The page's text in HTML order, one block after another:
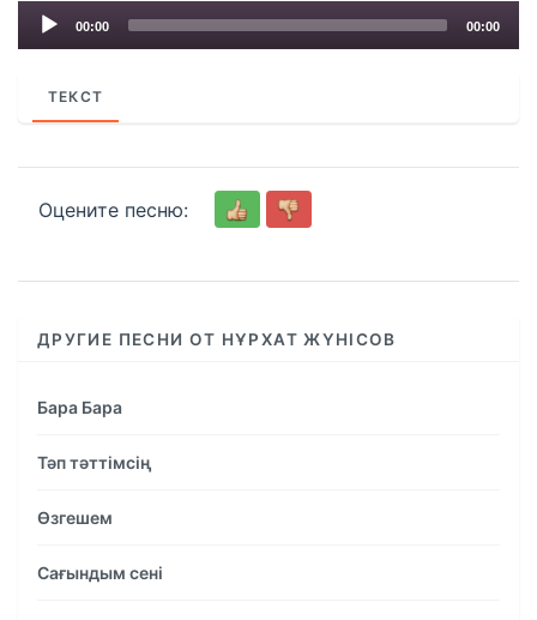
Audio
00:00 00:00
ТЕКСТ
Оцените песню:
ДРУГИЕ ПЕСНИ ОТ НҰРХАТ ЖҮНІСОВ
Бара Бара
Тәп тәттімсің
Өзгешем
Сағындым сені